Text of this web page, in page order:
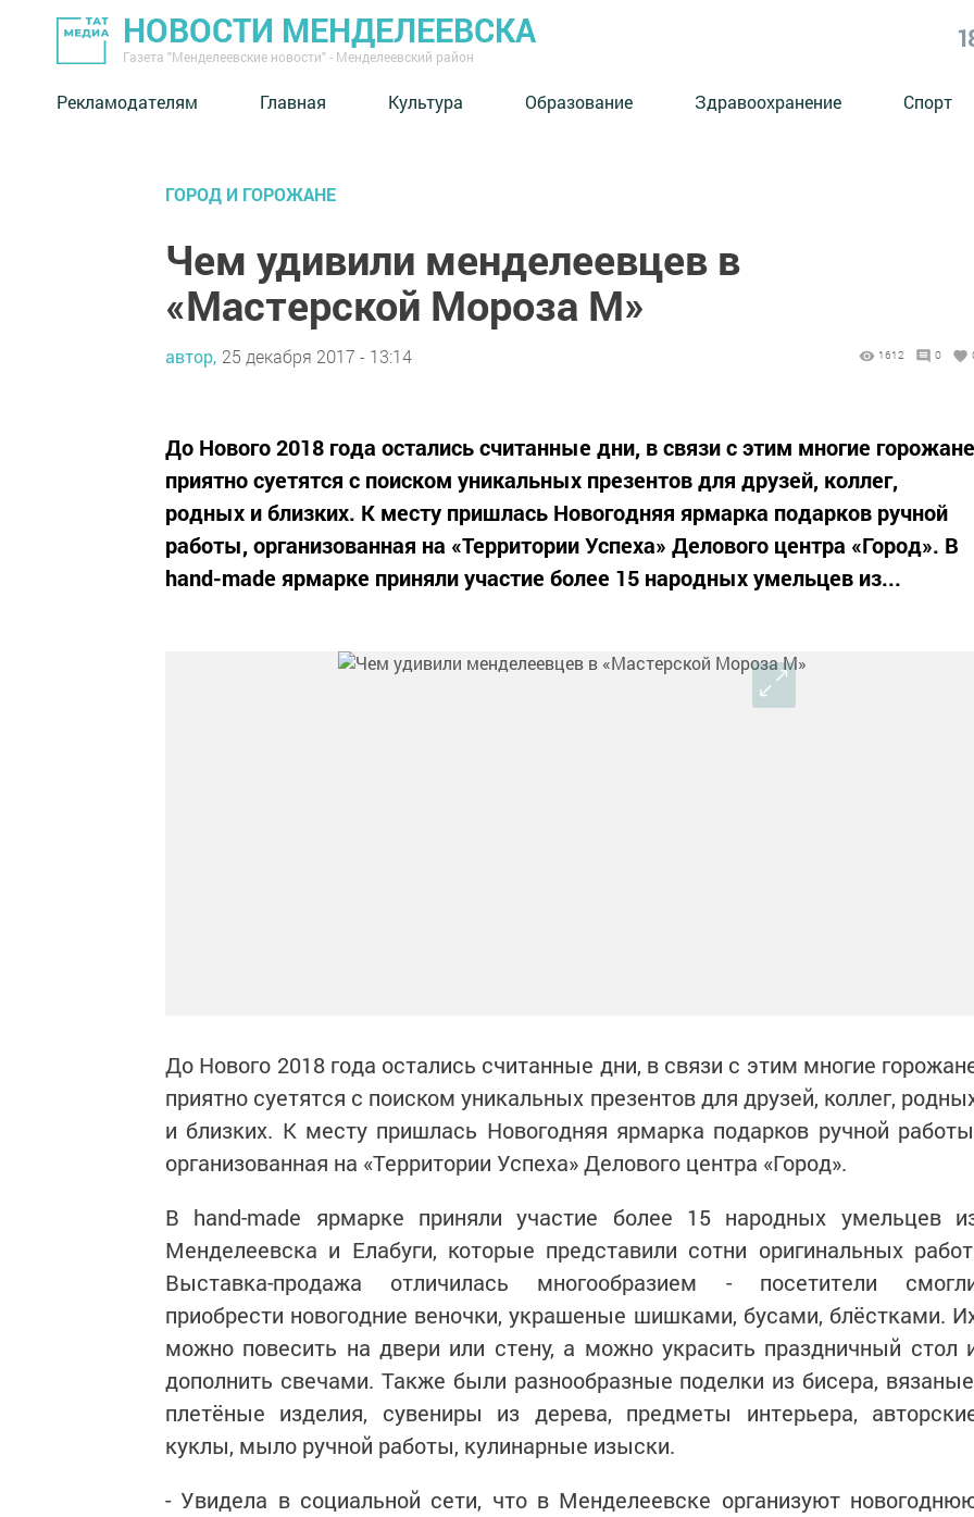
НОВОСТИ МЕНДЕЛЕЕВСКА
Газета "Менделеевские новости" - Менделеевский район
Рекламодателям Главная Культура Образование Здравоохранение Спорт
ГОРОД И ГОРОЖАНЕ
Чем удивили менделеевцев в
«Мастерской Мороза М»
автор, 25 декабря 2017 - 13:14 1612 0
До Нового 2018 года остались считанные дни, в связи с этим многие горожане
приятно суетятся с поиском уникальных презентов для друзей, коллег,
родных и близких. К месту пришлась Новогодняя ярмарка подарков ручной
работы, организованная на «Территории Успеха» Делового центра «Город». В
hand-made ярмарке приняли участие более 15 народных умельцев из...
До Нового 2018 года остались считанные дни, в связи с этим многие
приятно суетятся с поиском уникальных презентов для друзей, коллег,
и близких. К месту пришлась Новогодняя ярмарка подарков ручной
организованная на «Территории Успеха» Делового центра «Город».
В hand-made ярмарке приняли участие более 15 народных умельцев
Менделеевска и Елабуги, которые представили сотни оригинальных
Выставка-продажа отличилась многообразием - посетители
приобрести новогодние веночки, украшеные шишками, бусами, блёстками.
можно повесить на двери или стену, а можно украсить праздничный стол
дополнить свечами. Также были разнообразные поделки из бисера,
плетёные изделия, сувениры из дерева, предметы интерьера,
куклы, мыло ручной работы, кулинарные изыски.
- Увидела в социальной сети, что в Менделеевске организуют